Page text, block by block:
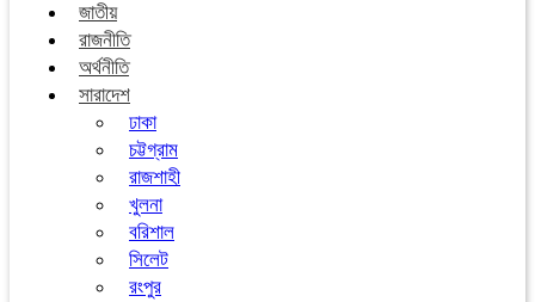
জাতীয়
রাজনীতি
অর্থনীতি
সারাদেশ
ঢাকা
চট্টগ্রাম
রাজশাহী
খুলনা
বরিশাল
সিলেট
রংপুর